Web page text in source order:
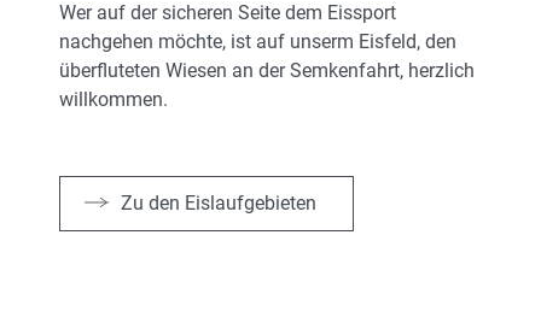
Wer auf der sicheren Seite dem Eissport
nachgehen möchte, ist auf unserm Eisfeld, den
überfluteten Wiesen an der Semkenfahrt, herzlich
willkommen.
Zu den Eislaufgebieten